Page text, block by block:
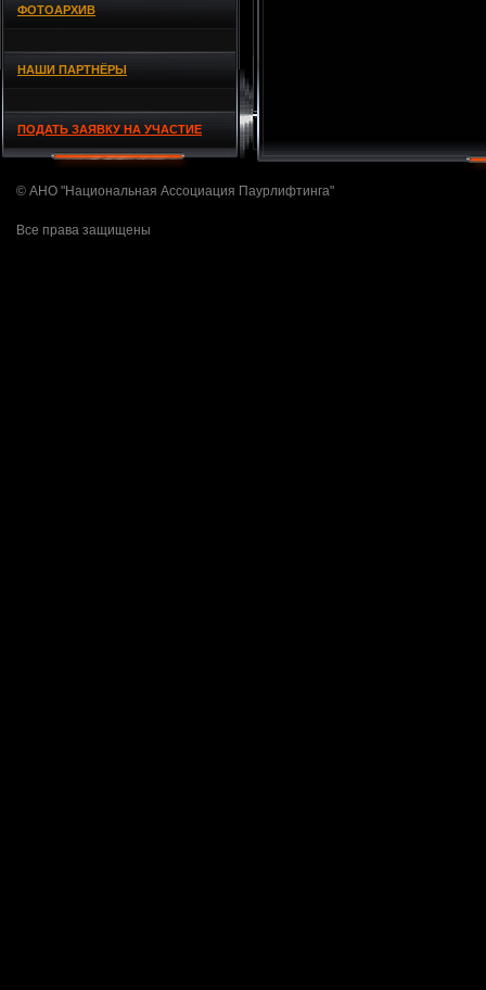
ФОТОАРХИВ
НАШИ ПАРТНЁРЫ
ПОДАТЬ ЗАЯВКУ НА УЧАСТИЕ
© АНО "Национальная Ассоциация Паурлифтинга"
Все права защищены